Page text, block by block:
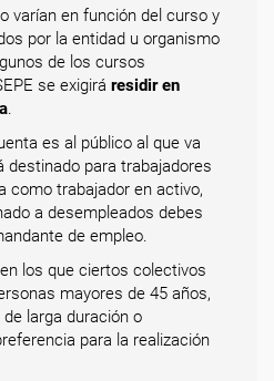
varían en función del curso y
por la entidad u organismo
de los cursos
se exigirá residir en
.
es al público al que va
destinado para trabajadores
como trabajador en activo,
a desempleados debes
de empleo.
los que ciertos colectivos
mayores de 45 años,
larga duración o
para la realización